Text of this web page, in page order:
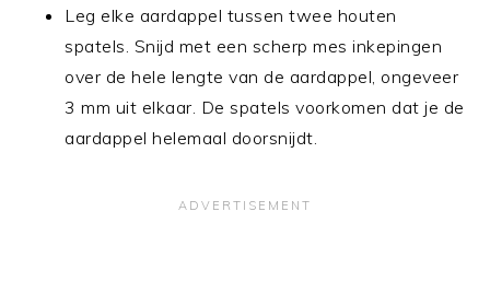
Leg elke aardappel tussen twee houten
spatels. Snijd met een scherp mes inkepingen
over de hele lengte van de aardappel, ongeveer
3 mm uit elkaar. De spatels voorkomen dat je de
aardappel helemaal doorsnijdt.